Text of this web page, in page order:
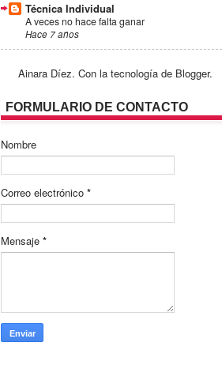
Técnica Individual
A veces no hace falta ganar
Hace 7 años
Ainara Díez. Con la tecnología de Blogger.
FORMULARIO DE CONTACTO
Nombre
Correo electrónico *
Mensaje *